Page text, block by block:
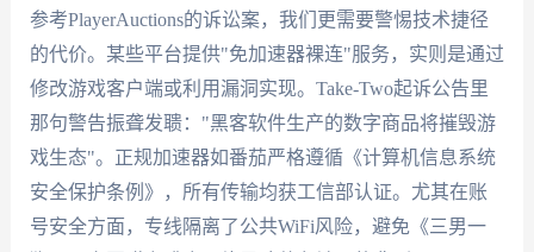
参考PlayerAuctions的诉讼案，我们更需要警惕技术捷径
的代价。某些平台提供"免加速器裸连"服务，实则是通过
修改游戏客户端或利用漏洞实现。Take-Two起诉公告里
那句警告振聋发聩："黑客软件生产的数字商品将摧毁游
戏生态"。正规加速器如番茄严格遵循《计算机信息系统
安全保护条例》，所有传输均获工信部认证。尤其在账
号安全方面，专线隔离了公共WiFi风险，避免《三男一